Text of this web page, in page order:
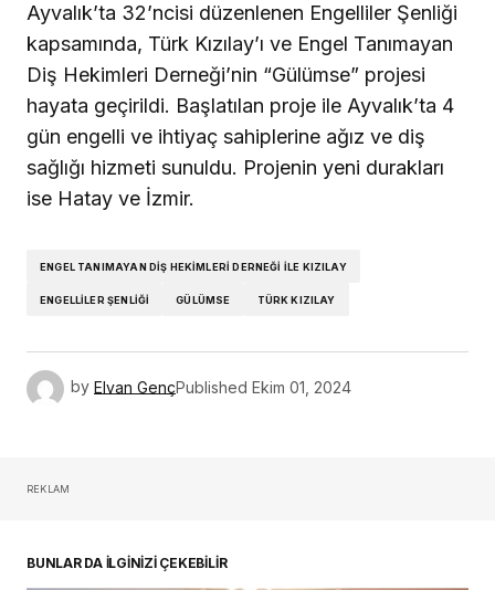
Ayvalık’ta 32’ncisi düzenlenen Engelliler Şenliği
kapsamında, Türk Kızılay’ı ve Engel Tanımayan
Diş Hekimleri Derneği’nin “Gülümse” projesi
hayata geçirildi. Başlatılan proje ile Ayvalık’ta 4
gün engelli ve ihtiyaç sahiplerine ağız ve diş
sağlığı hizmeti sunuldu. Projenin yeni durakları
ise Hatay ve İzmir.
ENGEL TANIMAYAN DIŞ HEKIMLERI DERNEĞI ILE KIZILAY
ENGELLILER ŞENLIĞI GÜLÜMSE TÜRK KIZILAY
by Elvan GençPublished Ekim 01, 2024
REKLAM
BUNLAR DA İLGİNİZİ ÇEKEBİLİR